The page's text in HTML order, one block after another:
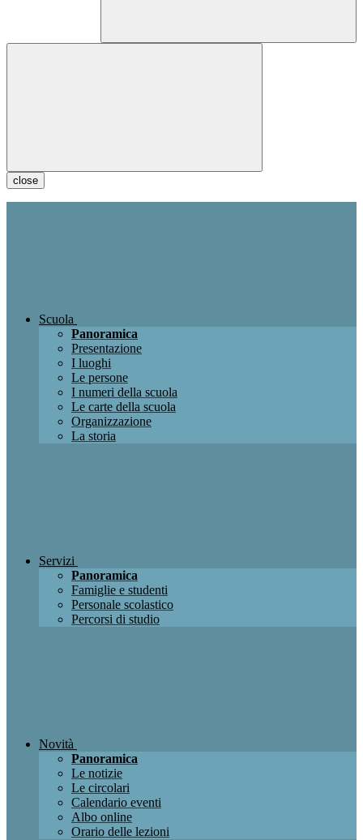
close
Scuola
Panoramica
Presentazione
I luoghi
Le persone
I numeri della scuola
Le carte della scuola
Organizzazione
La storia
Servizi
Panoramica
Famiglie e studenti
Personale scolastico
Percorsi di studio
Novità
Panoramica
Le notizie
Le circolari
Calendario eventi
Albo online
Orario delle lezioni